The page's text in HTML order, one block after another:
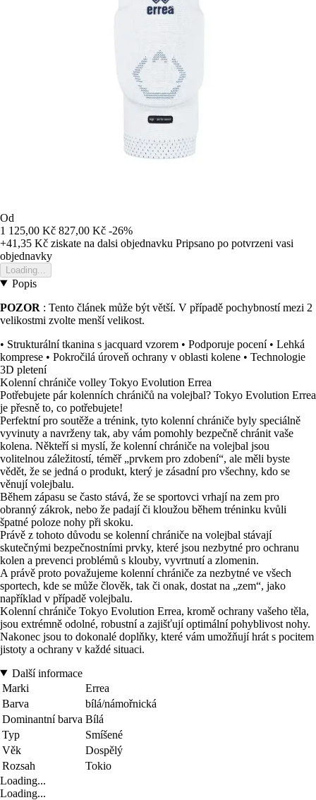
Od
1 125,00 Kč 827,00 Kč -26%
+41,35 Kč ziskate na dalsi objednavku Pripsano po potvrzeni vasi
objednavky
Loading...
Popis
POZOR : Tento článek může být větší. V případě pochybností mezi 2
velikostmi zvolte menší velikost.
• Strukturální tkanina s jacquard vzorem • Podporuje pocení • Lehká
komprese • Pokročilá úroveň ochrany v oblasti kolene • Technologie
3D pletení
Kolenní chrániče volley Tokyo Evolution Errea
Potřebujete pár kolenních chráničů na volejbal? Tokyo Evolution Errea
je přesně to, co potřebujete!
Perfektní pro soutěže a trénink, tyto kolenní chrániče byly speciálně
vyvinuty a navrženy tak, aby vám pomohly bezpečně chránit vaše
kolena. Někteří si myslí, že kolenní chrániče na volejbal jsou
volitelnou záležitostí, téměř „prvkem pro zdobení“, ale měli byste
vědět, že se jedná o produkt, který je zásadní pro všechny, kdo se
věnují volejbalu.
Během zápasu se často stává, že se sportovci vrhají na zem pro
obranný zákrok, nebo že padají či kloužou během tréninku kvůli
špatné poloze nohy při skoku.
Právě z tohoto důvodu se kolenní chrániče na volejbal stávají
skutečnými bezpečnostními prvky, které jsou nezbytné pro ochranu
kolen a prevenci problémů s klouby, vyvrtnutí a zlomenin.
A právě proto považujeme kolenní chrániče za nezbytné ve všech
sportech, kde se může člověk, tak či onak, dostat na „zem“, jako
například v případě volejbalu.
Kolenní chrániče Tokyo Evolution Errea, kromě ochrany vašeho těla,
jsou extrémně odolné, robustní a zajišťují optimální pohyblivost nohy.
Nakonec jsou to dokonalé doplňky, které vám umožňují hrát s pocitem
jistoty a ochrany v každé situaci.
Další informace
Marki
Errea
Barva
bílá/námořnická
Dominantní barva Bílá
Typ
Smíšené
Věk
Dospělý
Rozsah
Tokio
Loading...
Loading...